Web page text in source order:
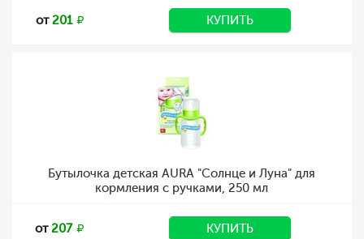
от201 КУПИТЬ
Бутылочка детская AURA "Солнце и Луна" для
кормления с ручками, 250 мл
от207 КУПИТЬ